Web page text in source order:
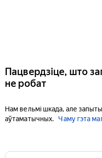
Пацвердзіце, што
не робат
Нам вельмі шкада, але
аўтаматычных.
Чаму гэта